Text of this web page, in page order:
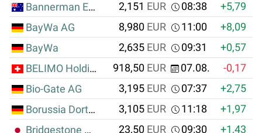
Bannerman Energy Ltd.
2,151 EUR 08:38 +5,79
BayWa AG
8,980 EUR 11:00 +8,09
BayWa
2,635 EUR 09:31 +0,57
BELIMO Holding AG
918,50 EUR 07.08.
-0,17
Bio-Gate AG
3,195 EUR 07:37 +2,75
Borussia Dortmund
3,105 EUR 11:18 +1,97
Bridgestone Corp.
23,50 EUR 09:30
+1,43